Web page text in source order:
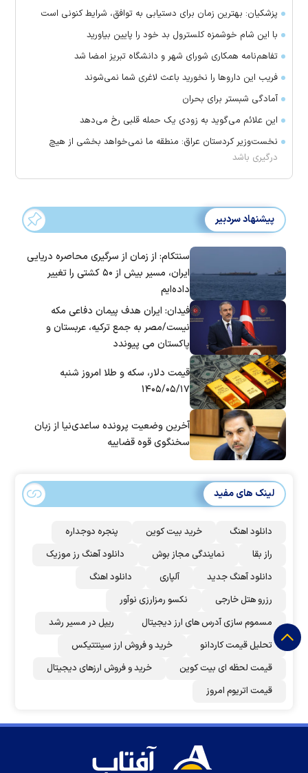
پزشکیان: بهترین زمان برای دستیابی به توافق، شرایط کنونی است
با این شام خوشمزه کلسترول بد خود را پایین بیاورید
تفاهم‌نامه همکاری شورای شهر و دانشگاه تبریز امضا شد
فریب این دارو‌ها را نخورید باعث لاغری شما نمی‌شوند
آمادگی شبستر برای بحران
این علائم می‌گوید به زودی یک حمله قلبی رخ می‌دهد
نخست‌وزیر کردستان عراق: منطقه ما نمی‌خواهد بخشی از هیچ
درگیری باشد
پیشنهاد سردبیر
سنتکام: از زمان از سرگیری محاصره دریایی
ایران، مسیر بیش از ۵۰ کشتی را تغییر
داده‌ایم
فیدان: ایران هدف پیمان دفاعی مکه
نیست/مصر به جمع ترکیه، عربستان و
پاکستان می پیوندد
قیمت دلار، سکه و طلا امروز شنبه
۱۴۰۵/۰۵/۱۷
آخرین وضعیت پرونده ساعدی‌نیا از زبان
سخنگوی قوه قضاییه
لینک های مفید
دانلود اهنگ خرید بیت کوین
پنجره دوجداره
راز بقا
نمایندگی مجاز بوش
دانلود آهنگ رز‌ موزیک
دانلود آهنگ جدید
آلپاری
دانلود اهنگ
رزرو هتل خارجی
نکسو رمزارزی نوآور
مسموم سازی آدرس های ارز دیجیتال
ریپل در مسیر رشد
تحلیل قیمت کاردانو
خرید و فروش ارز سینتتیکس
قیمت لحظه ای بیت کوین
خرید و فروش ارزهای دیجیتال
قیمت اتریوم امروز